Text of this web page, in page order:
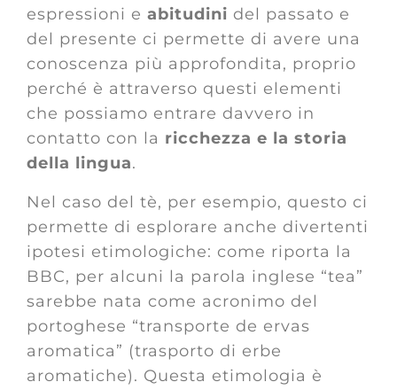
espressioni e abitudini del passato e
del presente ci permette di avere una
conoscenza più approfondita, proprio
perché è attraverso questi elementi
che possiamo entrare davvero in
contatto con la ricchezza e la storia
della lingua.
Nel caso del tè, per esempio, questo ci
permette di esplorare anche divertenti
ipotesi etimologiche: come riporta la
BBC, per alcuni la parola inglese “tea”
sarebbe nata come acronimo del
portoghese “transporte de ervas
aromatica” (trasporto di erbe
aromatiche). Questa etimologia è